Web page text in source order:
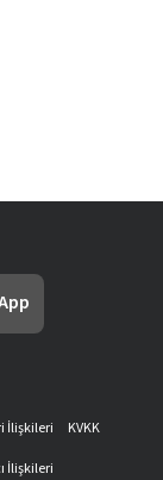
İlişkileri
KVKK
İlişkileri